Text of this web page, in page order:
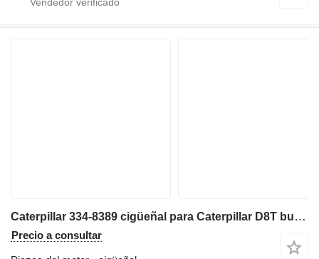
Caterpillar 334-8389 cigüeñal para Caterpillar D8T bulldozer
Precio a consultar